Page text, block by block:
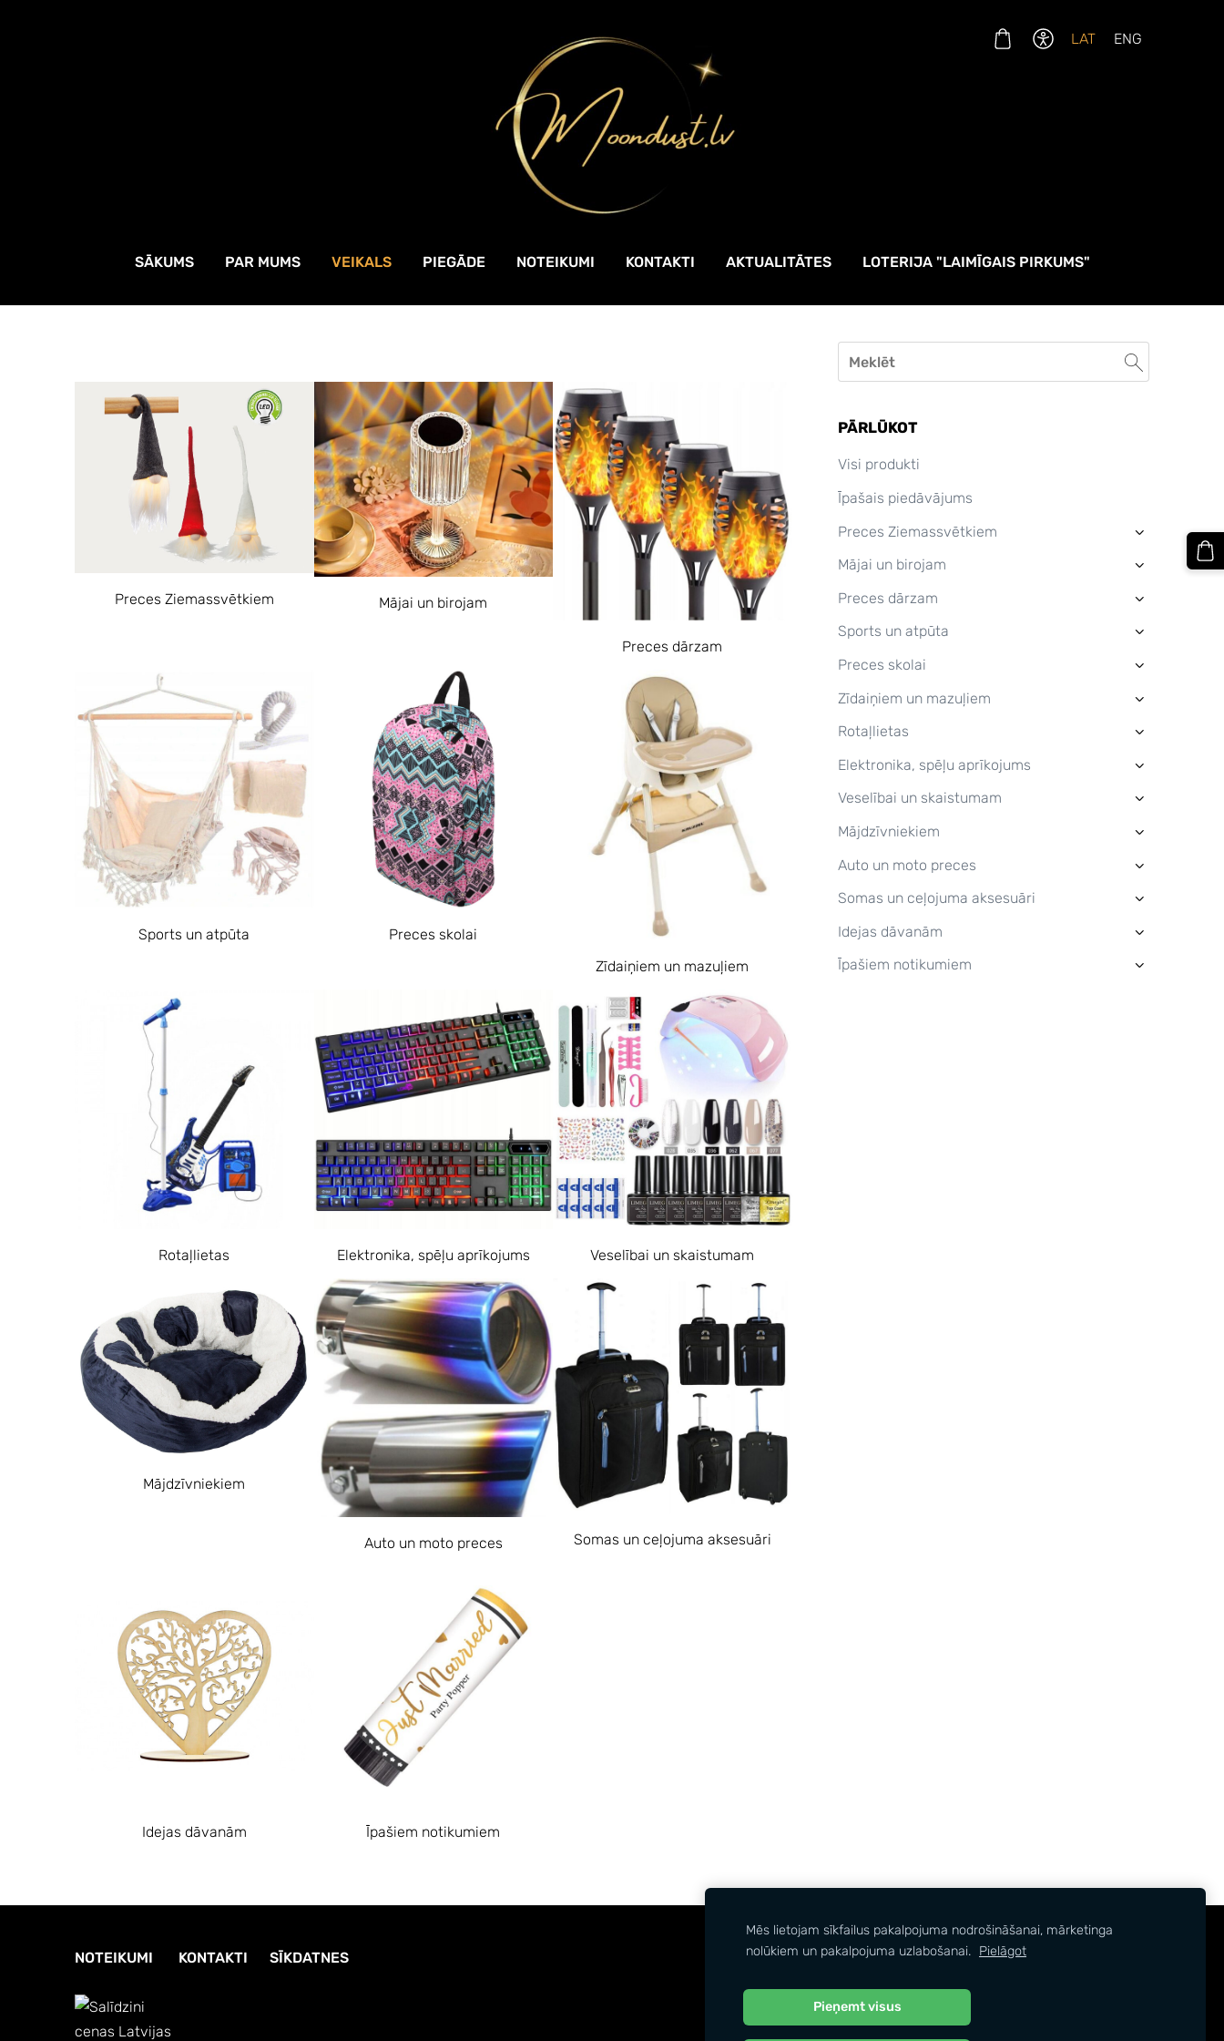
SĀKUMS PAR MUMS VEIKALS PIEGĀDE NOTEIKUMI KONTAKTI AKTUALITĀTES LOTERIJA "LAIMĪGAIS PIRKUMS"
LAT ENG
PĀRLŪKOT
Visi produkti
Īpašais piedāvājums
Preces Ziemassvētkiem
›
Mājai un birojam ›
Preces dārzam ›
Sports un atpūta ›
Preces skolai ›
Zīdaiņiem un mazuļiem ›
Rotaļlietas ›
Elektronika, spēļu aprīkojums ›
Veselībai un skaistumam ›
Mājdzīvniekiem ›
Auto un moto preces ›
Somas un ceļojuma aksesuāri ›
Idejas dāvanām ›
Īpašiem notikumiem ›
Preces Ziemassvētkiem Mājai un birojam
Preces dārzam
Sports un atpūta
Preces skolai
Zīdaiņiem un mazuļiem
Rotaļlietas Elektronika, spēļu aprīkojums Veselībai un skaistumam
Mājdzīvniekiem
Auto un moto preces Somas un ceļojuma aksesuāri
Idejas dāvanām Īpašiem notikumiem
NOTEIKUMI KONTAKTI SĪKDATNES
Mēs lietojam sīkfailus pakalpojuma nodrošināšanai, mārketinga
nolūkiem un pakalpojuma uzlabošanai. Pielāgot
Pieņemt visus